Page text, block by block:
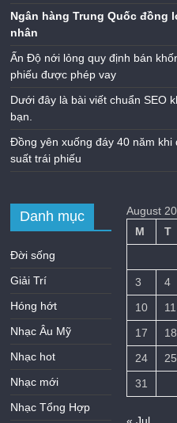
Ngân hàng Trung Quốc đồng
nhân
Ấn Độ nới lỏng quy định bán
phiếu được phép vay
Dưới đây là bài viết chuẩn SEO
bạn.
Đồng yên xuống đáy 40 năm
suất trái phiếu
Danh mục
Đời sống
Giải Trí
Hóng hớt
Nhạc Âu Mỹ
Nhạc hot
Nhạc mới
Nhạc Tổng Hợp
August
M
T
3
4
10
11
17
18
24
25
31